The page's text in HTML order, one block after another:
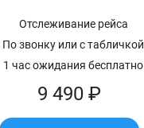
Отслеживание рейса
По звонку или с табличкой
1 час ожидания бесплатно
9 490 ₽